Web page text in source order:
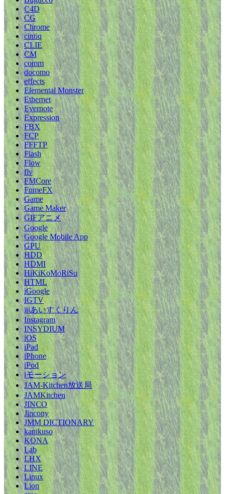
C4D
CG
Chrome
cintiq
CLIE
CM
comm
docomo
effects
Elemental Monster
Ethernet
Evernote
Expression
FBX
FCP
FFFTP
Flash
Flow
flv
FMCore
FumeFX
Game
Game Maker
GIFアニメ
Google
Google Mobile App
GPU
HDD
HDMI
HiKiKoMoRiSu
HTML
iGoogle
IGTV
iiiあいすくりん
Instagram
INSYDIUM
iOS
iPad
iPhone
iPod
iモーション
JAM-Kitchen放送局
JAMKitchen
JINCO
Jincony
JMM DICTIONARY
kanikuso
KONA
Lab
LHX
LINE
Linux
Lion